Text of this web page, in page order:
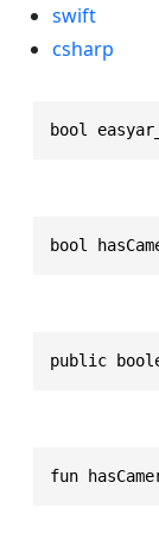
swift
csharp
bool
bool
public
fun